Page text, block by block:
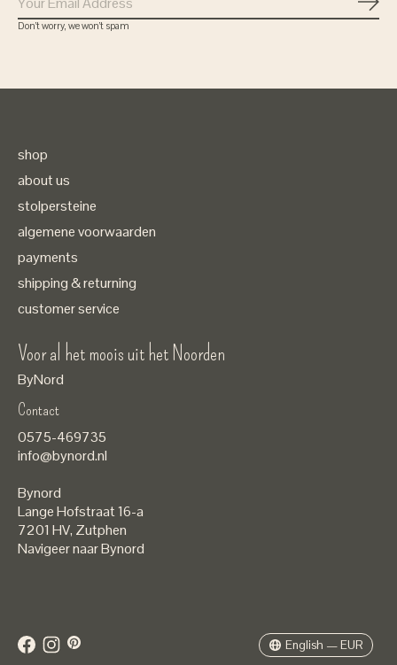
Don’t worry, we won’t spam
shop
about us
stolpersteine
algemene voorwaarden
payments
shipping & returning
customer service
Voor al het moois uit het Noorden
ByNord
Contact
0575-469735
info@bynord.nl
Bynord
Lange Hofstraat 16-a
7201 HV, Zutphen
Navigeer naar Bynord
English — EUR